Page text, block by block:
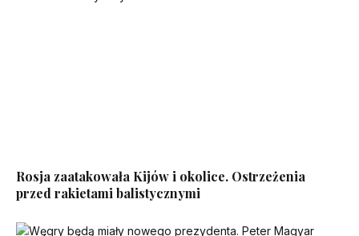
Rosja zaatakowała Kijów i okolice. Ostrzeżenia
przed rakietami balistycznymi